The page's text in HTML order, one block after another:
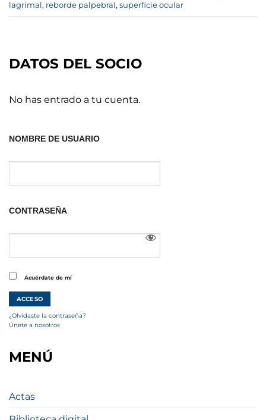
lagrimal, reborde palpebral, superficie ocular
DATOS DEL SOCIO
No has entrado a tu cuenta.
NOMBRE DE USUARIO
CONTRASEÑA
Acuérdate de mí
¿Olvidaste la contraseña?
Únete a nosotros
MENÚ
Actas